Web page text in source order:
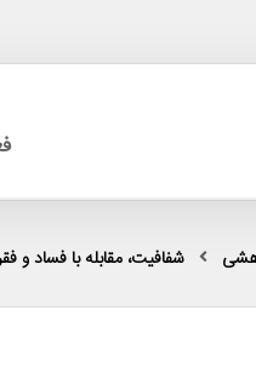
شفافیت، مقابله با فساد و